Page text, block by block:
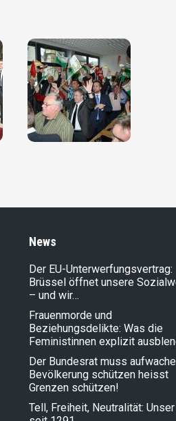
News
Der EU-Unterwerfungsvertrag:
Brüssel öffnet unsere
– und wir…
Frauenmorde und
Beziehungsdelikte: Was die
Feministinnen explizit
Der Bundesrat muss
Bevölkerung schützen heisst
Grenzen schützen!
Tell, Freiheit, Neutralität: